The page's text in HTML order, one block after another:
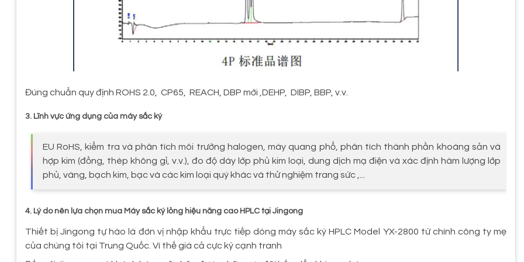
Đúng chuẩn quy định ROHS 2.0, CP65, REACH, DBP mới ,DEHP, DIBP, BBP, v.v.
3. Lĩnh vực ứng dụng của máy sắc ký
EU RoHS, kiểm tra và phân tích môi trường halogen, máy quang phổ, phân tích thành phần khoáng sản và
hợp kim (đồng, thép không gỉ, v.v.), đo độ dày lớp phủ kim loại, dung dịch mạ điện và xác định hàm lượng lớp
phủ, vàng, bạch kim, bạc và các kim loại quý khác và thử nghiệm trang sức ,...
4. Lý do nên lựa chọn mua Máy sắc ký lỏng hiệu năng cao HPLC tại Jingong
Thiết bị Jingong tự hào là đơn vị nhập khẩu trực tiếp dòng máy sắc ký HPLC Model YX-2800 từ chính công ty mẹ
của chúng tôi tại Trung Quốc. Vì thế giá cả cực kỳ cạnh tranh